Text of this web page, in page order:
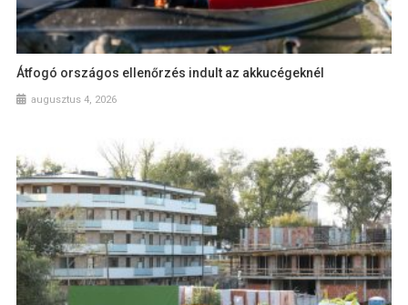
Átfogó országos ellenőrzés indult az akkucégeknél
augusztus 4, 2026